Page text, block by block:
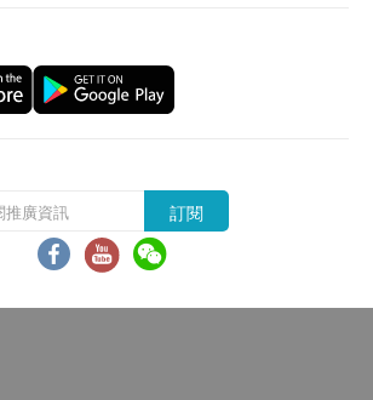
且會於送貨前透過電話或電郵通知顧
訂購之貨品時，有責任檢查貨品是否
一經確認簽收，恕不接受退換。
包裝完整，如退換之產品有任何殘缺
供應商有權不受理。
訂閱